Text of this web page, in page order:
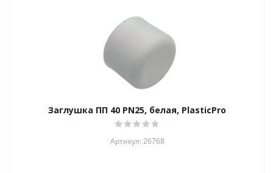
Заглушка ПП 40 PN25, белая, PlasticPro
Артикул: 26768